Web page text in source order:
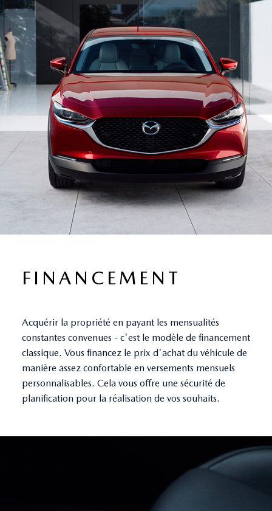
FINANCEMENT
Acquérir la propriété en payant les mensualités
constantes convenues - c'est le modèle de financement
classique. Vous financez le prix d'achat du véhicule de
manière assez confortable en versements mensuels
personnalisables. Cela vous offre une sécurité de
planification pour la réalisation de vos souhaits.